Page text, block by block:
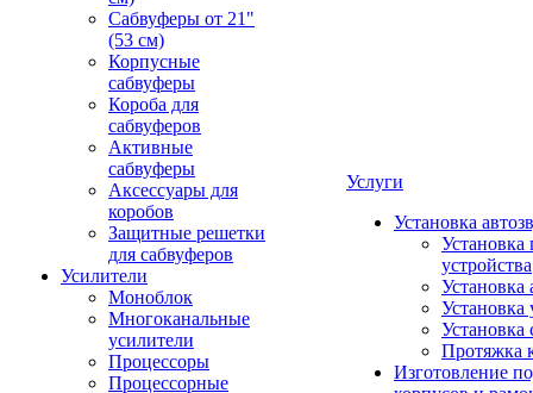
Сабвуферы от 21"
(53 см)
Корпусные
сабвуферы
Короба для
сабвуферов
Активные
сабвуферы
Аксессуары для
коробов
Защитные решетки
для сабвуферов
Усилители
Моноблок
Многоканальные
усилители
Процессоры
Процессорные
Услуги
Установка
Установка
устройства
Установка
Установка
Установка
Протяжка
Изготовление